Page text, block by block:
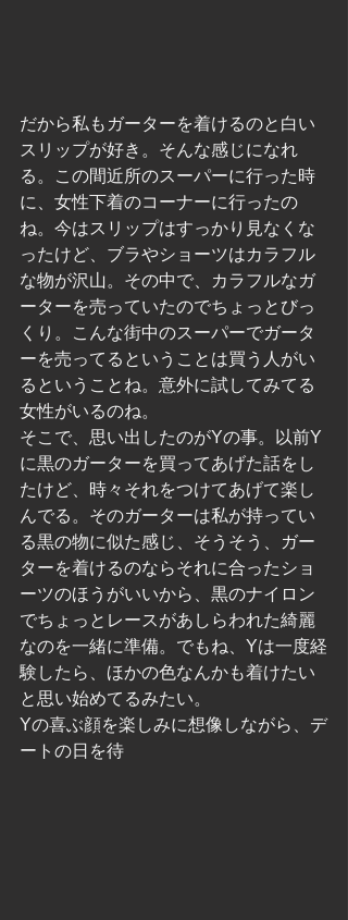
だから私もガーターを着けるのと白い
スリップが好き。そんな感じになれ
る。この間近所のスーパーに行った時
に、女性下着のコーナーに行ったの
ね。今はスリップはすっかり見なくな
ったけど、ブラやショーツはカラフル
な物が沢山。その中で、カラフルなガ
ーターを売っていたのでちょっとびっ
くり。こんな街中のスーパーでガータ
ーを売ってるということは買う人がい
るということね。意外に試してみてる
女性がいるのね。
そこで、思い出したのがYの事。以前Y
に黒のガーターを買ってあげた話をし
たけど、時々それをつけてあげて楽し
んでる。そのガーターは私が持ってい
る黒の物に似た感じ、そうそう、ガー
ターを着けるのならそれに合ったショ
ーツのほうがいいから、黒のナイロン
でちょっとレースがあしらわれた綺麗
なのを一緒に準備。でもね、Yは一度経
験したら、ほかの色なんかも着けたい
と思い始めてるみたい。
Yの喜ぶ顔を楽しみに想像しながら、デ
ートの日を待